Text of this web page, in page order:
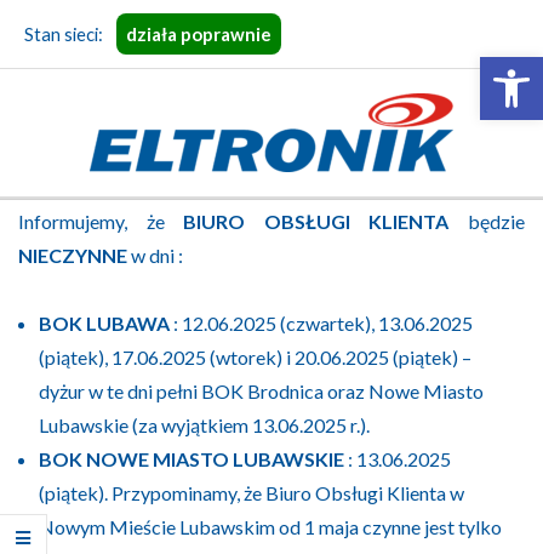
Stan sieci: działa poprawnie
ELTRONIK
Primary
Navigation
Informujemy, że BIURO OBSŁUGI KLIENTA będzie
NIECZYNNEw dni :
BOK LUBAWA: 12.06.2025 (czwartek), 13.06.2025
(piątek), 17.06.2025 (wtorek) i 20.06.2025 (piątek) –
dyżur w te dni pełni BOK Brodnica oraz Nowe Miasto
Lubawskie (za wyjątkiem 13.06.2025 r.).
BOK NOWE MIASTO LUBAWSKIE: 13.06.2025
(piątek). Przypominamy, że Biuro Obsługi Klienta w
Nowym Mieście Lubawskim od 1 maja czynne jest tylko